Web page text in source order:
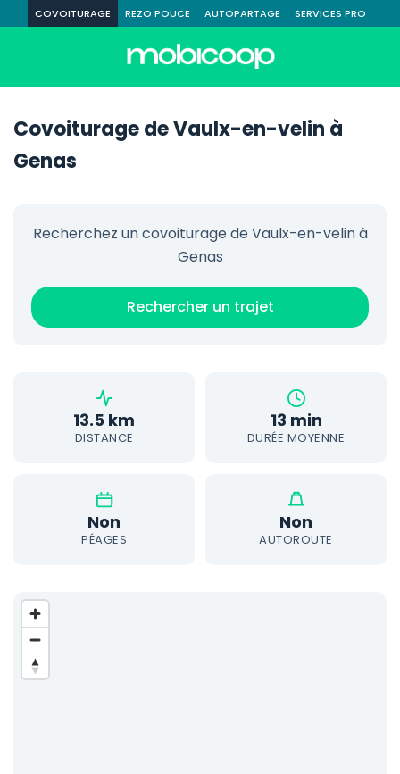
COVOITURAGE REZO POUCE AUTOPARTAGE SERVICES PRO
Covoiturage de Vaulx-en-velin à
Genas
Recherchez un covoiturage de Vaulx-en-velin à
Genas
Rechercher un trajet
13.5 km
DISTANCE
13 min
DURÉE MOYENNE
Non
PÉAGES
Non
AUTOROUTE